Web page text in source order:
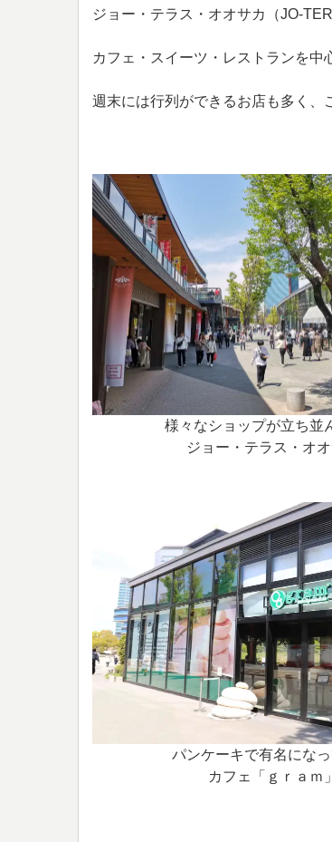
ジョー・テラス・オオサカ（JO-
カフェ・スイーツ・レストランを中
週末には行列ができるお店も多く、
様々なショップが立ち並
ジョー・テラス・オ
パンケーキで有名にな
カフェ「ｇｒａｍ」